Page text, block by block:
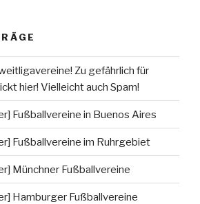
Zu gefährlich für
hier! Vielleicht auch Spam!
Fußballvereine in Buenos Aires
Fußballvereine im Ruhrgebiet
Münchner Fußballvereine
Hamburger Fußballvereine